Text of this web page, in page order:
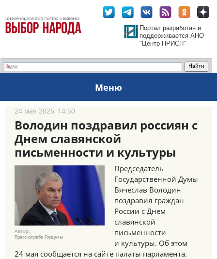
Портал разработан и
поддерживается АНО
"Центр ПРИСП"
Меню
24 мая 2026, 14:50
Володин поздравил россиян с
Днем славянской
письменности и культуры
Автор:
Пресс-служба Госдумы
Председатель
Государственной Думы
Вячеслав Володин
поздравил граждан
России с Днем
славянской
письменности
и культуры. Об этом
24 мая сообщается на сайте палаты парламента.